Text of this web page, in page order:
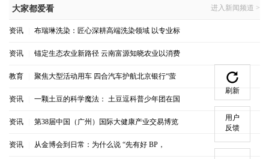
大家都爱看 进入新闻频道 >
资讯 布瑞琳洗染：匠心深耕高端洗染领域 以专业标
资讯 锚定生态农业新路径 云南富源知晓农业以消费
教育 聚焦大型活动用车 四合汽车护航北京银行“萤
资讯 一颗土豆的科学魔法： 土豆逗科普少年团在国
资讯 第38届中国（广州）国际大健康产业交易博览
资讯 从金博会到日常：为什么说 “先有好 BP，
刷新
用户
反馈